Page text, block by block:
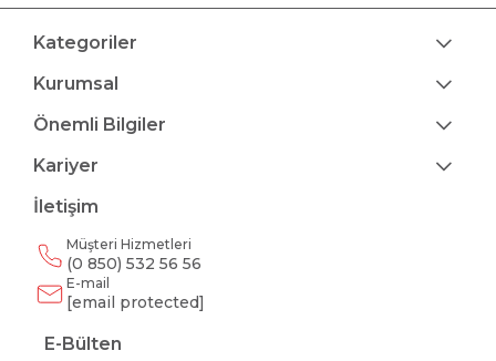
Kategoriler
Kurumsal
Önemli Bilgiler
Kariyer
İletişim
Müşteri Hizmetleri
(0 850) 532 56 56
E-mail
[email protected]
E-Bülten